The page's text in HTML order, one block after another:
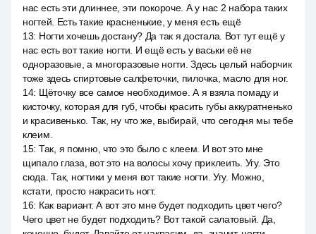
нас есть эти длиннее, эти покороче. А у нас 2 набора таких
ногтей. Есть такие красненькие, у меня есть ещё
13: Ногти хочешь достану? Да так я достала. Вот тут ещё у
нас есть вот такие ногти. И ещё есть у васьки её не
одноразовые, а многоразовые ногти. Здесь целый наборчик
тоже здесь спиртовые салфеточки, пилочка, масло для ног.
14: Щёточку все самое необходимое. А я взяла помаду и
кисточку, которая для губ, чтобы красить губы аккуратненько
и красивенько. Так, ну что же, выбирай, что сегодня мы тебе
клеим.
15: Так, я помню, что это было с клеем. И вот это мне
щипало глаза, вот это на волосы хочу приклеить. Угу. Это
сюда. Так, ногтики у меня вот такие ногти. Угу. Можно,
кстати, просто накрасить ногт.
16: Как вариант. А вот это мне будет подходить цвет чего?
Чего цвет не будет подходить? Вот такой салатовый. Да,